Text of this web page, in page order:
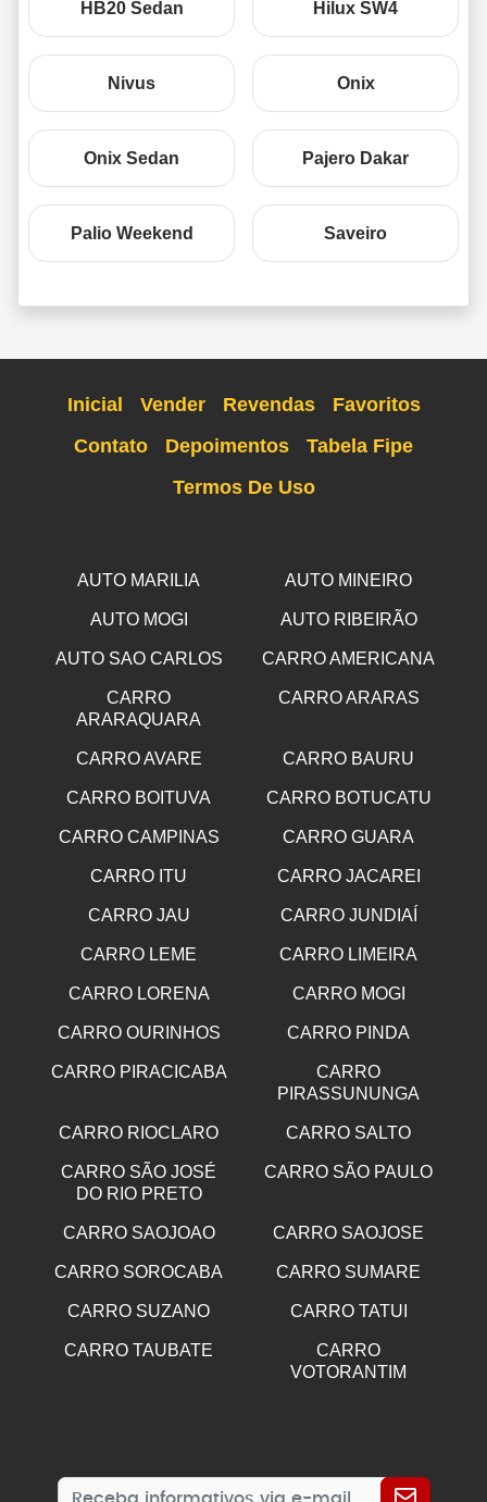
HB20 Sedan Hilux SW4
Nivus Onix
Onix Sedan Pajero Dakar
Palio Weekend Saveiro
Inicial Vender Revendas
Favoritos
Contato
Depoimentos
Tabela Fipe
Termos De Uso
AUTO MARILIA AUTO MINEIRO
AUTO MOGI AUTO RIBEIRÃO
AUTO SAO CARLOS CARRO AMERICANA
CARRO
ARARAQUARA
CARRO ARARAS
CARRO AVARE CARRO BAURU
CARRO BOITUVA CARRO BOTUCATU
CARRO CAMPINAS CARRO GUARA
CARRO ITU CARRO JACAREI
CARRO JAU CARRO JUNDIAÍ
CARRO LEME CARRO LIMEIRA
CARRO LORENA CARRO MOGI
CARRO OURINHOS CARRO PINDA
CARRO PIRACICABA
CARRO
PIRASSUNUNGA
CARRO RIOCLARO CARRO SALTO
CARRO SÃO JOSÉ
DO RIO PRETO
CARRO SÃO PAULO
CARRO SAOJOAO CARRO SAOJOSE
CARRO SOROCABA CARRO SUMARE
CARRO SUZANO CARRO TATUI
CARRO TAUBATE
CARRO
VOTORANTIM